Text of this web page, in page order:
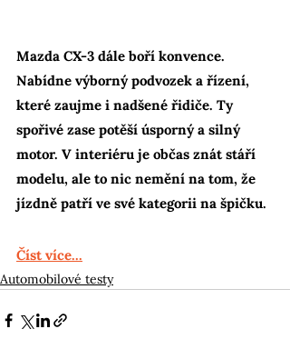
Mazda CX-3 dále boří konvence.
Nabídne výborný podvozek a řízení,
které zaujme i nadšené řidiče. Ty
spořivé zase potěší úsporný a silný
motor. V interiéru je občas znát stáří
modelu, ale to nic nemění na tom, že
jízdně patří ve své kategorii na špičku.
Číst více...
Automobilové testy